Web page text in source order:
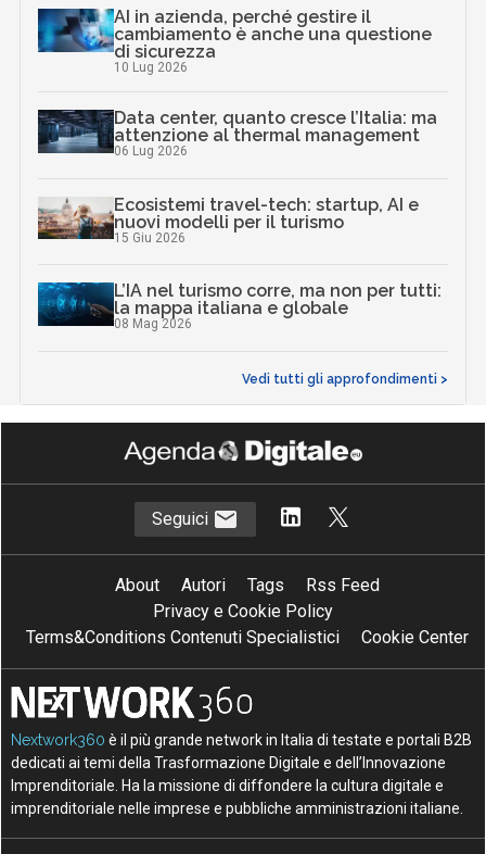
AI in azienda, perché gestire il
cambiamento è anche una questione
di sicurezza
10 Lug 2026
Data center, quanto cresce l’Italia: ma
attenzione al thermal management
06 Lug 2026
Ecosistemi travel-tech: startup, AI e
nuovi modelli per il turismo
15 Giu 2026
L’IA nel turismo corre, ma non per tutti:
la mappa italiana e globale
08 Mag 2026
Vedi tutti gli approfondimenti >
Seguici
About Autori Tags
Rss Feed
Privacy e Cookie Policy
Terms&Conditions Contenuti Specialistici
Cookie Center
Nextwork360 è il più grande network in Italia di testate e portali B2B
dedicati ai temi della Trasformazione Digitale e dell’Innovazione
Imprenditoriale. Ha la missione di diffondere la cultura digitale e
imprenditoriale nelle imprese e pubbliche amministrazioni italiane.